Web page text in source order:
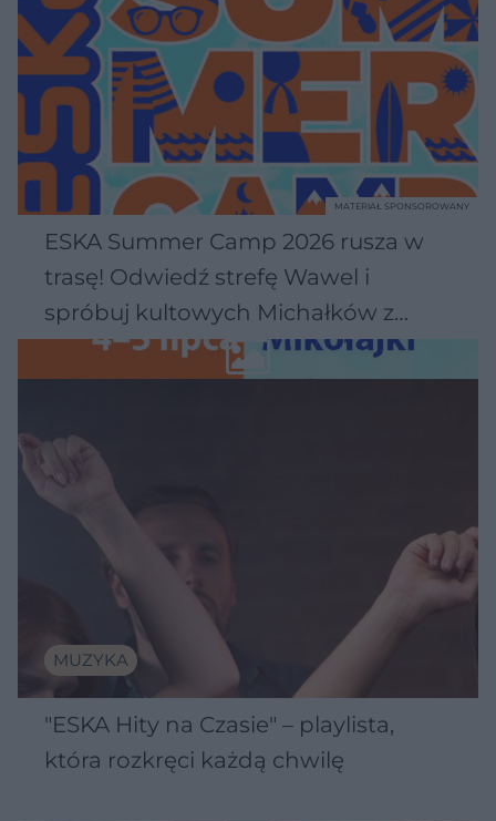
ESKA Summer Camp 2026 rusza w
trasę! Odwiedź strefę Wawel i
spróbuj kultowych Michałków z
Wawelu
MATERIAŁ SPONSOROWANY
MUZYKA
"ESKA Hity na Czasie" – playlista,
która rozkręci każdą chwilę